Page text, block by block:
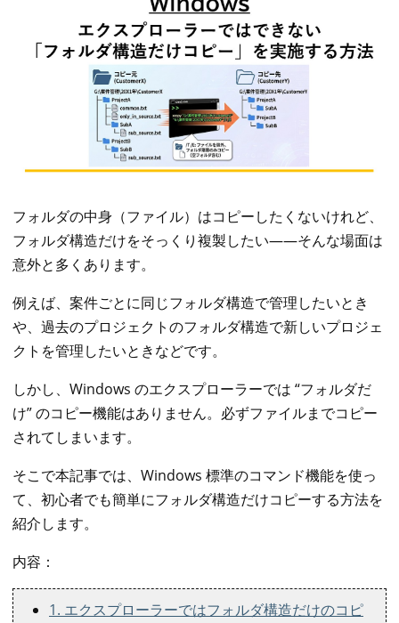
フォルダの中身（ファイル）はコピーしたくないけれど、
フォルダ構造だけをそっくり複製したい——そんな場面は
意外と多くあります。
例えば、案件ごとに同じフォルダ構造で管理したいとき
や、過去のプロジェクトのフォルダ構造で新しいプロジェ
クトを管理したいときなどです。
しかし、Windows のエクスプローラーでは “フォルダだ
け” のコピー機能はありません。必ずファイルまでコピー
されてしまいます。
そこで本記事では、Windows 標準のコマンド機能を使っ
て、初心者でも簡単にフォルダ構造だけコピーする方法を
紹介します。
内容：
1. エクスプローラーではフォルダ構造だけのコピ